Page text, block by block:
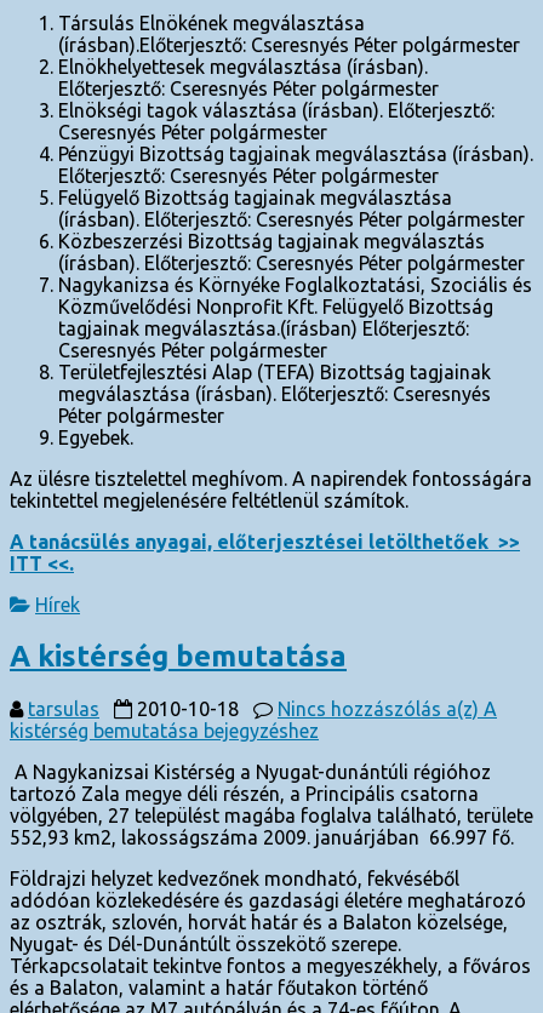
Társulás Elnökének megválasztása
(írásban).Előterjesztő: Cseresnyés Péter polgármester
Elnökhelyettesek megválasztása (írásban).
Előterjesztő: Cseresnyés Péter polgármester
Elnökségi tagok választása (írásban). Előterjesztő:
Cseresnyés Péter polgármester
Pénzügyi Bizottság tagjainak megválasztása (írásban).
Előterjesztő: Cseresnyés Péter polgármester
Felügyelő Bizottság tagjainak megválasztása
(írásban). Előterjesztő: Cseresnyés Péter polgármester
Közbeszerzési Bizottság tagjainak megválasztás
(írásban). Előterjesztő: Cseresnyés Péter polgármester
Nagykanizsa és Környéke Foglalkoztatási, Szociális és
Közművelődési Nonprofit Kft. Felügyelő Bizottság
tagjainak megválasztása.(írásban) Előterjesztő:
Cseresnyés Péter polgármester
Területfejlesztési Alap (TEFA) Bizottság tagjainak
megválasztása (írásban). Előterjesztő: Cseresnyés
Péter polgármester
Egyebek.
Az ülésre tisztelettel meghívom. A napirendek fontosságára
tekintettel megjelenésére feltétlenül számítok.
A tanácsülés anyagai, előterjesztései letölthetőek >>
ITT <<.
Hírek
A kistérség bemutatása
tarsulas 2010-10-18 Nincs hozzászólás a(z) A
kistérség bemutatása bejegyzéshez
A Nagykanizsai Kistérség a Nyugat-dunántúli régióhoz
tartozó Zala megye déli részén, a Principális csatorna
völgyében, 27 települést magába foglalva található, területe
552,93 km2, lakosságszáma 2009. januárjában 66.997 fő.
Földrajzi helyzet kedvezőnek mondható, fekvéséből
adódóan közlekedésére és gazdasági életére meghatározó
az osztrák, szlovén, horvát határ és a Balaton közelsége,
Nyugat- és Dél-Dunántúlt összekötő szerepe.
Térkapcsolatait tekintve fontos a megyeszékhely, a főváros
és a Balaton, valamint a határ főutakon történő